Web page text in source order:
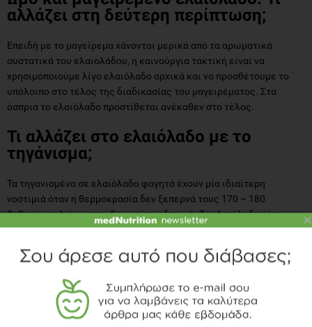
αλλάζει στη δεύτερη περίπτωση;
Επειδή με το μαγείρεμα χάνονται μερικά από τα αρωματικά
συστατικά του ελαιολάδου, η καινούργια τακτική είναι να
χρησιμοποιούμε λίγο ελαιόλαδο αρχικά και να προσθέτουμε το
υπόλοιπο στο τέλος της διαδικασίας του μαγειρέματος. Στα
όσπρια το ελαιόλαδο προστίθεται ανέκαθεν στο τέλος.
Τι αλλάζει στο ελαιόλαδο με το
τηγάνισμα;
Τα τηγανισμένα σε ελαιόλαδο φαγητά έχουν μία ιδιαίτερη
νοστιμιά όταν η θερμοκρασία δεν ξεπερνά τους 170 – 180
βαθμούς κελσίου , που θεωρείται ιδανική. Το ελαιόλαδο είναι η
καταλληλότερη λιπαρή ύλη για το τηγάνισμα γιατί είναι πιο
οξύ και σε φυσικά αντιοξειδωτικά.
Οι επιπτώσεις από το τηγάνισμα είναι
οι ίδιες στο ελαιόλαδο και στα
×